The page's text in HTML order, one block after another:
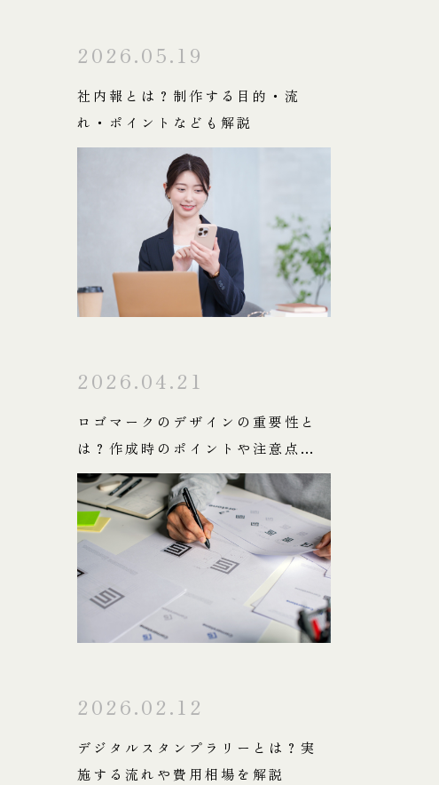
2026.05.19
社内報とは？制作する目的・流
れ・ポイントなども解説
2026.04.21
ロゴマークのデザインの重要性と
は？作成時のポイントや注意点も
解説
2026.02.12
デジタルスタンプラリーとは？実
施する流れや費用相場を解説